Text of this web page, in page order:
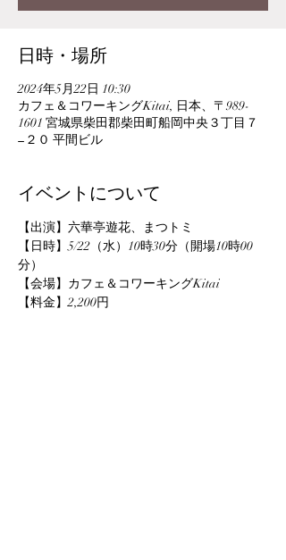
日時・場所
2024年5月22日 10:30
カフェ＆コワーキングKitai, 日本、〒989-
1601 宮城県柴田郡柴田町船岡中央３丁目７
−２０ 平間ビル
イベントについて
【出演】六華亭遊花、まつトミ
【日時】5/22（水）10時30分（開場10時00
分）
【会場】カフェ＆コワーキングKitai
【料金】2,200円